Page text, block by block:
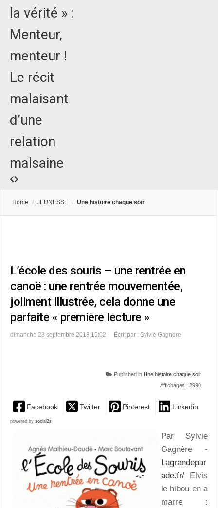
la vérité » :
Menteur,
menteur !
Le récit
malaisant
d’une
relation
malsaine
Home / JEUNESSE / Une histoire chaque soir
L’école des souris – une rentrée en
canoë : une rentrée mouvementée,
joliment illustrée, cela donne une
parfaite « première lecture »
dimanche 23 septembre 2018 15:02 Écrit par : Sylvie Gagnère
Published in Une histoire chaque soir
Affichages : 2990
Facebook Twitter Pinterest Linkedin
powered by social2s
Par Sylvie
Gagnère -
Lagrandepar
ade.fr/ Elvis
le hibou en a
marre :